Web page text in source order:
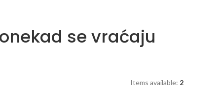
se vraćaju
Items available: 2